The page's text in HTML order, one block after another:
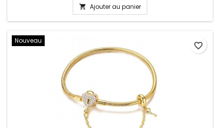
d’élégance au poignet tout en vous permettant de
personnaliser votre bracelet avec vos charms préférés. ✨
Son petit plus...
 Ajouter au panier
Nouveau
favorite_border